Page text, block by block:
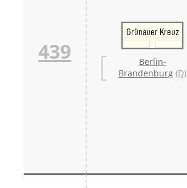
439
Grünauer Kreuz
Berlin-
Brandenburg (D)